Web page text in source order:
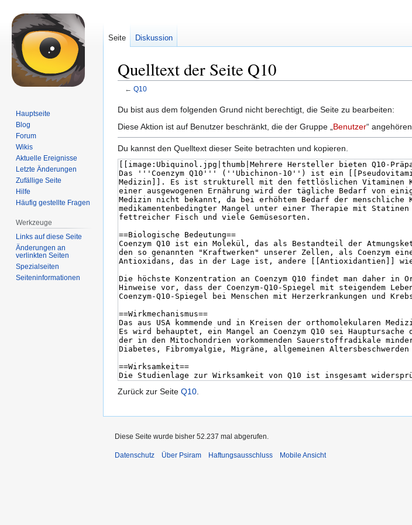
Quelltext der Seite Q10
← Q10
Zur
Navigation
Zur
Suche
Du bist aus dem folgenden Grund nicht berechtigt, die Seite zu bearbeiten:
Diese Aktion ist auf Benutzer beschränkt, die der Gruppe „ Benutzer“ angehören.
Du kannst den Quelltext dieser Seite betrachten und kopieren.
Zurück zur Seite Q10.
Seite Diskussion
Hauptseite
Blog
Forum
Wikis
Aktuelle Ereignisse
Letzte Änderungen
Zufällige Seite
Hilfe
Häufig gestellte Fragen
Werkzeuge
Links auf diese Seite
Änderungen an
verlinkten Seiten
Spezialseiten
Seiten­informationen
Diese Seite wurde bisher 52.237 mal abgerufen.
Datenschutz Über Psiram Haftungsausschluss Mobile Ansicht